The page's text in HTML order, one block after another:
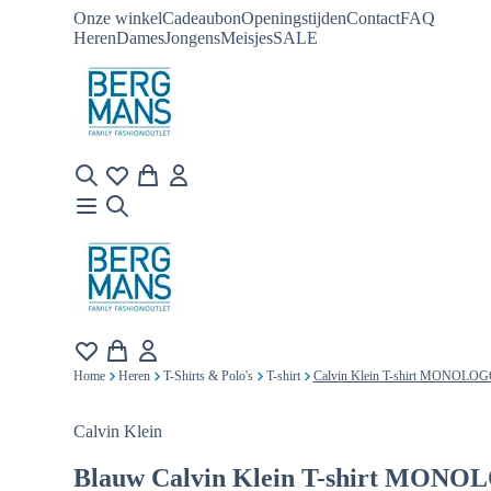
Onze winkelCadeaubonOpeningstijdenContactFAQ
HerenDamesJongensMeisjesSALE
Home Heren T-Shirts & Polo's T-shirt Calvin Klein T-shirt
Calvin Klein
Blauw Calvin Klein T-shirt